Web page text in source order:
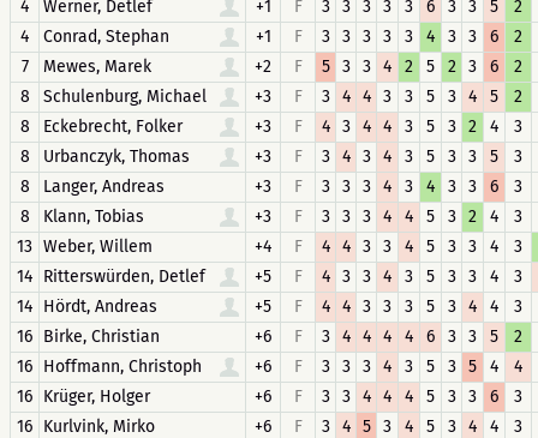
4
Werner, Detlef +1 F 3 3 3 3 3 6 3 3 5
2
4
Conrad, Stephan +1 F 3 3 3 3 3 4 3 3 6
2
7
Mewes, Marek +2 F 5 3 3 4 2 5 2 3 6
2
8
Schulenburg, Michael +3 F 3 4 4 3 3 5 3 4 5
2
8
Eckebrecht, Folker +3 F 4 3 4 4 3 5 3 2 4
3
8
Urbanczyk, Thomas +3 F 3 4 3 4 3 5 3 3 5
3
8
Langer, Andreas +3 F 3 3 3 4 3 4 3 3 6
3
8
Klann, Tobias +3 F 3 3 3 4 4 5 3 2 4
3
13 Weber, Willem +4 F 4 4 3 3 4 5 3 3 4
3
14 Ritterswürden, Detlef +5 F 4 3 3 4 3 5 3 3 4
3
14 Hördt, Andreas +5 F 4 4 3 3 3 5 3 4 4
3
16 Birke, Christian +6 F 3 4 4 4 4 6 3 3 5
2
16 Hoffmann, Christoph +6 F 3 3 3 4 3 5 3 5 4
4
16 Krüger, Holger +6 F 3 3 4 4 4 5 3 3 6
3
16 Kurlvink, Mirko +6 F 3 4 5 3 4 5 3 4 4
3